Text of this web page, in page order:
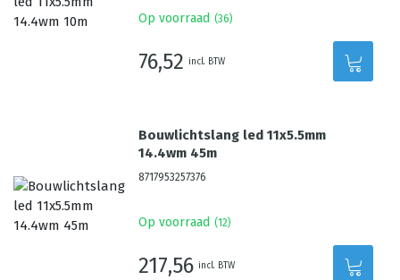
Op voorraad (36)
76,52 incl. BTW
Bouwlichtslang led 11x5.5mm
14.4wm 45m
8717953257376
Op voorraad (12)
217,56 incl. BTW